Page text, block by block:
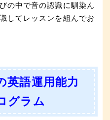
の中で音の認識に馴染ん
してレッスンを組んでお
英語運用能力
グラム